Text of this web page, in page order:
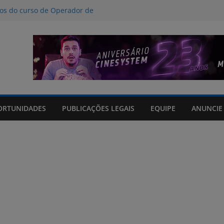
do curso de Operador de
poucas chances de cura para o
climático, portaria suspende
FURG até sexta (7) pela manhã
PUBLICAÇÕES LEGAIS EQUIPE ANUNCIE